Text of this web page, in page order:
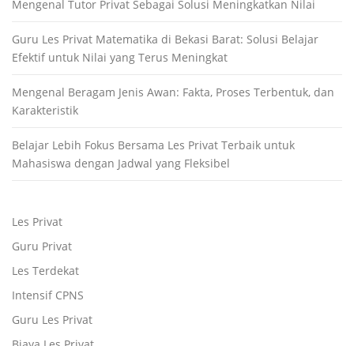
Mengenal Tutor Privat Sebagai Solusi Meningkatkan Nilai
Guru Les Privat Matematika di Bekasi Barat: Solusi Belajar
Efektif untuk Nilai yang Terus Meningkat
Mengenal Beragam Jenis Awan: Fakta, Proses Terbentuk, dan
Karakteristik
Belajar Lebih Fokus Bersama Les Privat Terbaik untuk
Mahasiswa dengan Jadwal yang Fleksibel
Les Privat
Guru Privat
Les Terdekat
Intensif CPNS
Guru Les Privat